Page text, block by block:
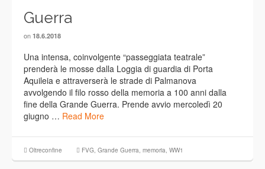
Guerra
on 18.6.2018
Una intensa, coinvolgente “passeggiata teatrale”
prenderà le mosse dalla Loggia di guardia di Porta
Aquileia e attraverserà le strade di Palmanova
avvolgendo il filo rosso della memoria a 100 anni dalla
fine della Grande Guerra. Prende avvio mercoledì 20
giugno … Read More
Oltreconfine FVG, Grande Guerra, memoria, WW1